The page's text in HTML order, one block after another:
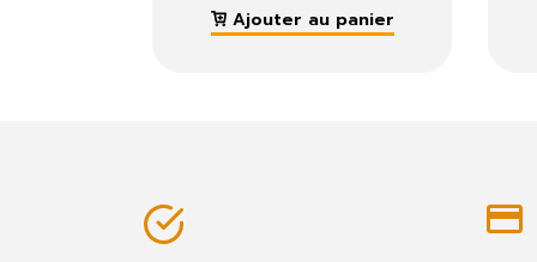
Ajouter au panier